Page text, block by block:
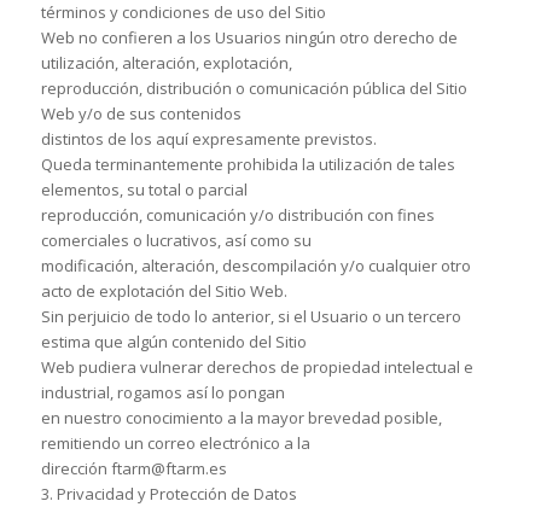
términos y condiciones de uso del Sitio
Web no confieren a los Usuarios ningún otro derecho de
utilización, alteración, explotación,
reproducción, distribución o comunicación pública del Sitio
Web y/o de sus contenidos
distintos de los aquí expresamente previstos.
Queda terminantemente prohibida la utilización de tales
elementos, su total o parcial
reproducción, comunicación y/o distribución con fines
comerciales o lucrativos, así como su
modificación, alteración, descompilación y/o cualquier otro
acto de explotación del Sitio Web.
Sin perjuicio de todo lo anterior, si el Usuario o un tercero
estima que algún contenido del Sitio
Web pudiera vulnerar derechos de propiedad intelectual e
industrial, rogamos así lo pongan
en nuestro conocimiento a la mayor brevedad posible,
remitiendo un correo electrónico a la
dirección ftarm@ftarm.es
3. Privacidad y Protección de Datos